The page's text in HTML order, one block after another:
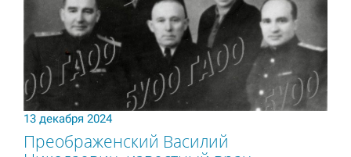
13 декабря 2024
Преображенский Василий